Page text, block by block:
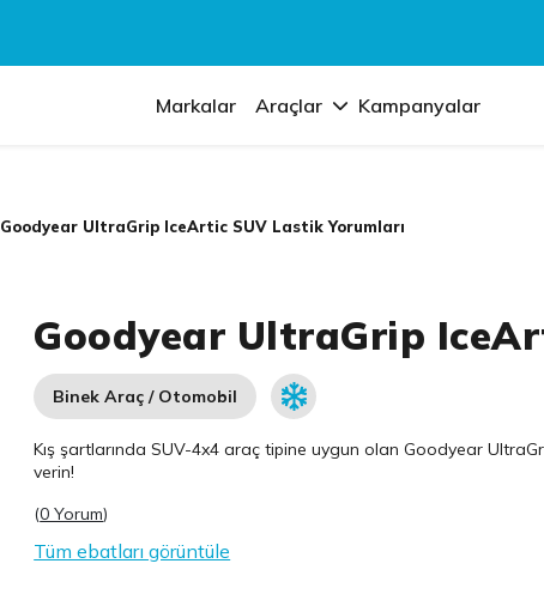
Markalar Araçlar Kampanyalar
Goodyear UltraGrip IceArtic SUV Lastik Yorumları
Goodyear UltraGrip
Binek Araç / Otomobil
Kış şartlarında SUV-4x4 araç tipine uygun olanGoodyear
verin!
(0 Yorum)
Tüm ebatları görüntüle